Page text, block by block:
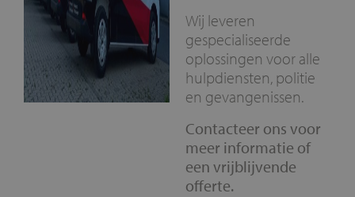
Wij leveren
gespecialiseerde
oplossingen voor alle
hulpdiensten, politie
en gevangenissen.
Contacteer ons voor
meer informatie of
een vrijblijvende
offerte.